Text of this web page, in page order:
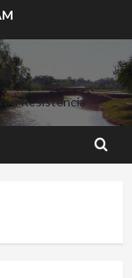
Resistencia